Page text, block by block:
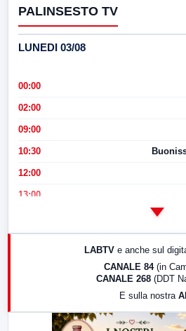
PALINSESTO TV
LUNEDI 03/08
00:00
02:00
09:00
10:30
12:00
13:00
17:00
LABTV e anche sul
CANALE 84 (in
CANALE 268 (DDT
E sulla nostra